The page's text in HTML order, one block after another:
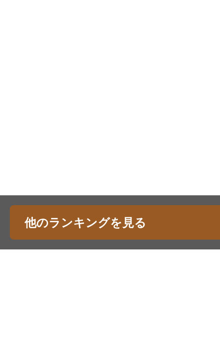
他のランキングを見る